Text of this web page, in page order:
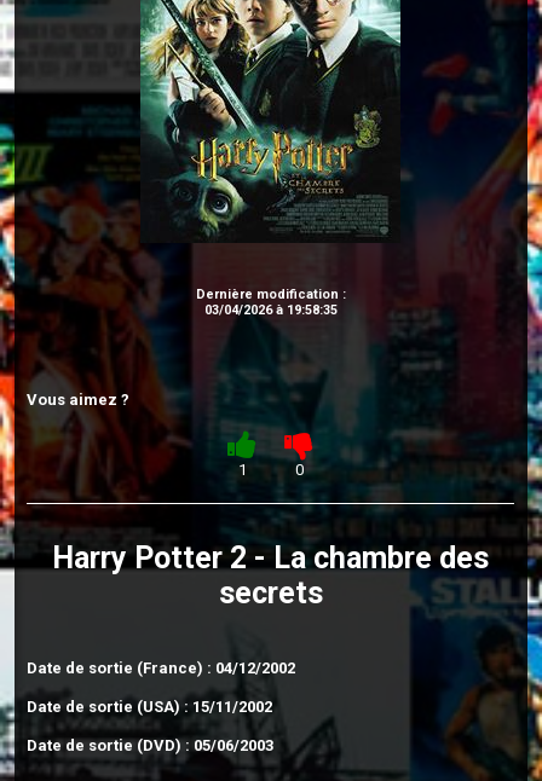
Dernière modification :
03/04/2026 à 19:58:35
Vous aimez ?
1 0
Harry Potter 2 - La chambre des
secrets
Date de sortie (France) : 04/12/2002
Date de sortie (USA) : 15/11/2002
Date de sortie (DVD) : 05/06/2003